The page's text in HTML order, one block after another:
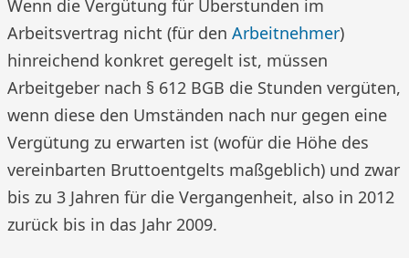
Wenn die Vergütung für Überstunden im
Arbeitsvertrag nicht (für den Arbeitnehmer)
hinreichend konkret geregelt ist, müssen
Arbeitgeber nach § 612 BGB die Stunden vergüten,
wenn diese den Umständen nach nur gegen eine
Vergütung zu erwarten ist (wofür die Höhe des
vereinbarten Bruttoentgelts maßgeblich) und zwar
bis zu 3 Jahren für die Vergangenheit, also in 2012
zurück bis in das Jahr 2009.